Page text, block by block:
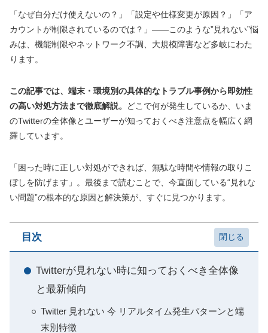
「なぜ自分だけ使えないの？」「設定や仕様変更が原因？」「ア
カウントが制限されているのでは？」――このような”見れない”悩
みは、機能制限やネットワーク不調、大規模障害など多岐にわた
ります。
この記事では、端末・環境別の具体的なトラブル事例から即効性
の高い対処方法まで徹底解説。
どこで何が発生しているか、いま
のTwitterの全体像とユーザーが知っておくべき注意点を幅広く網
羅しています。
「困った時に正しい対処ができれば、無駄な時間や情報の取りこ
ぼしを防げます」。最後まで読むことで、今直面している“見れな
い問題”の根本的な原因と解決策が、すぐに見つかります。
目次
Twitterが見れない時に知っておくべき全体像
と最新傾向
Twitter 見れない 今 リアルタイム発生パターンと端
末別特徴